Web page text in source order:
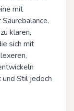
mit
klaren,
sich mit
Stil jedoch